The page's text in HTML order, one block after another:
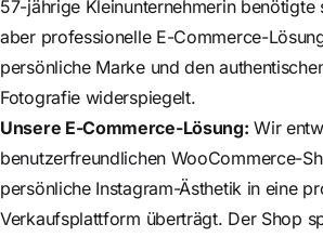
57-jährige Kleinunternehmerin benötigte
aber professionelle E-Commerce-
persönliche Marke und den
Fotografie widerspiegelt.
Unsere E-Commerce-Lösung: Wir
benutzerfreundlichen WooCommerce-
persönliche Instagram-Ästhetik in eine
Verkaufsplattform überträgt. Der Shop